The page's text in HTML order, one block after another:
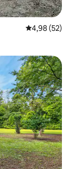
Gemiddelde
4,98 (52)